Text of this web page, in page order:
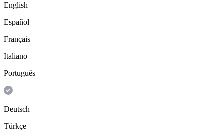
English
Español
Français
Italiano
Português
Deutsch
Türkçe